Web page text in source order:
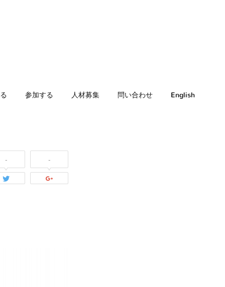
参加する 人材募集 問い合わせ English
- -